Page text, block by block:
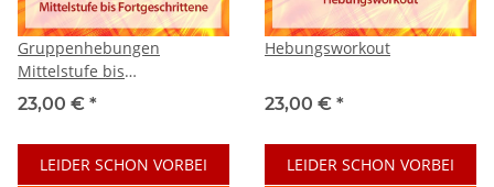
Gruppenhebungen
Mittelstufe bis
Fortgeschrittene
23,00 € *
LEIDER SCHON VORBEI
Hebungsworkout
23,00 € *
LEIDER SCHON VORBEI